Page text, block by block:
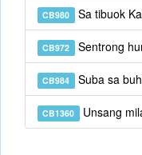
CB980 Sa tibuok
CB972 Sentrong
CB984 Suba sa
CB1360 Unsang